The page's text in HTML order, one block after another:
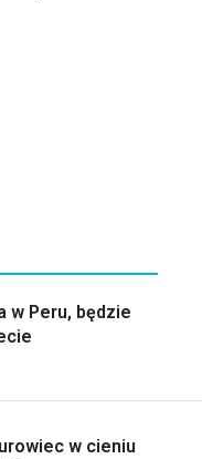
w Peru, będzie
w cieniu